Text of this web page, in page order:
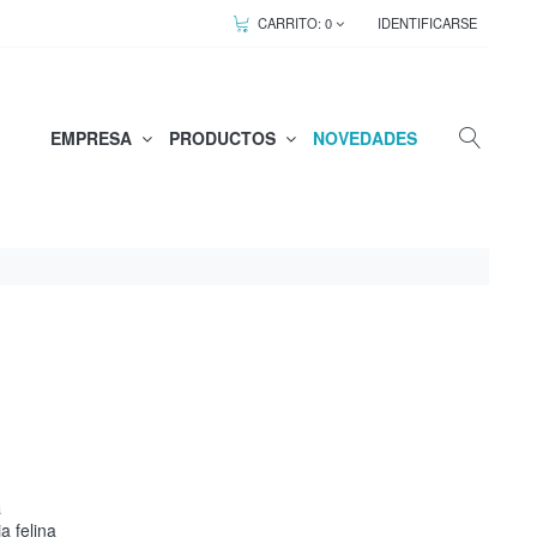
CARRITO:0 IDENTIFICARSE
EMPRESA PRODUCTOS NOVEDADES
felina